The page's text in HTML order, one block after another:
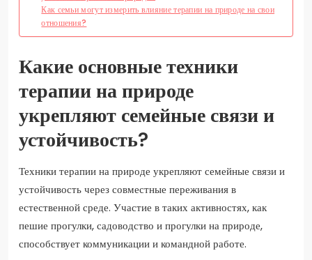
Как семьи могут измерить влияние терапии на природе на свои
отношения?
Какие основные техники
терапии на природе
укрепляют семейные связи и
устойчивость?
Техники терапии на природе укрепляют семейные связи и
устойчивость через совместные переживания в
естественной среде. Участие в таких активностях, как
пешие прогулки, садоводство и прогулки на природе,
способствует коммуникации и командной работе.